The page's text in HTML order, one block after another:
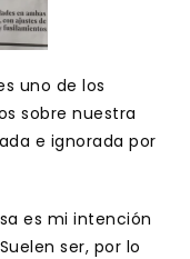
uno de los
sobre nuestra
e ignorada por
es mi intención
ser, por lo